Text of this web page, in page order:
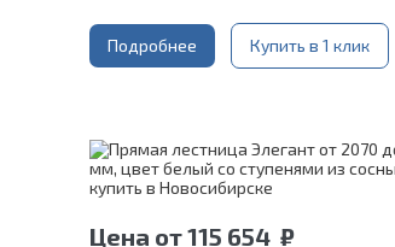
Угол наклона:39°
Ширина марша:
900 мм
Глубина ступени:
300 мм
Цвет каркаса:
Срок гарантии (на металлокаркас):25
Подробнее Купить в 1 клик
Цена от115 654 ₽